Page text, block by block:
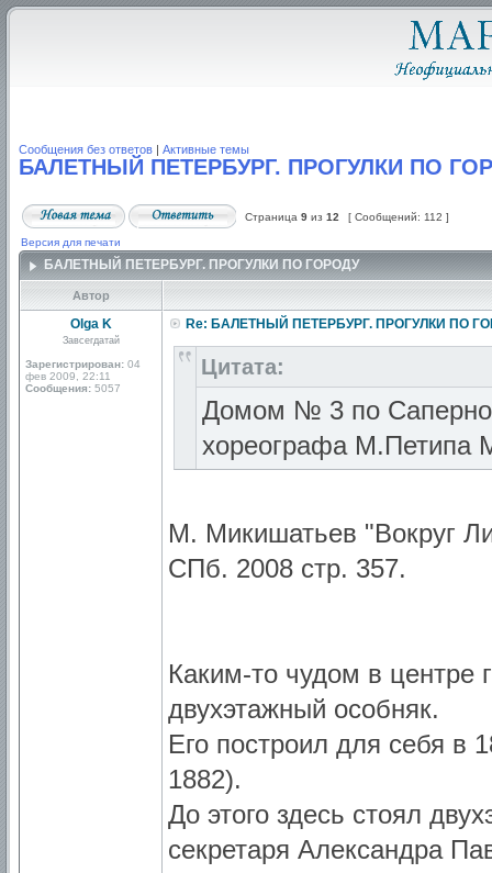
Сообщения без ответов | Активные темы
БАЛЕТНЫЙ ПЕТЕРБУРГ. ПРОГУЛКИ ПО
Страница 9 из 12 [ Сообщений: 112 ]
Версия для печати
БАЛЕТНЫЙ ПЕТЕРБУРГ. ПРОГУЛКИ ПО ГОРОДУ
Автор
Olga K
Завсегдатай
Зарегистрирован: 04
фев 2009, 22:11
Сообщения: 5057
Re: БАЛЕТНЫЙ ПЕТЕРБУРГ. ПРОГУЛКИ ПО
Цитата:
Домом № 3 по
хореографа М.Петипа
М. Микишатьев "Вокруг
СПб. 2008 стр. 357.
Каким-то чудом в центре
двухэтажный особняк.
Его построил для себя в
1882).
До этого здесь стоял
секретаря Александра